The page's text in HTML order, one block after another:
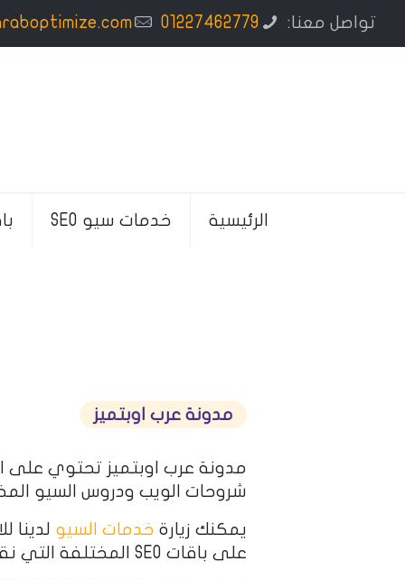
تواصل معنا: 01227462779
الرئيسية خدمات سيو SEO
مدونة عرب اوبتميز
مدونة عرب اوبتميز تحتوي على
شروحات الويب ودروس السيو
يمكنك زيارة خدمات السيو لدينا
على باقات SEO المختلفة التي نقدمها.